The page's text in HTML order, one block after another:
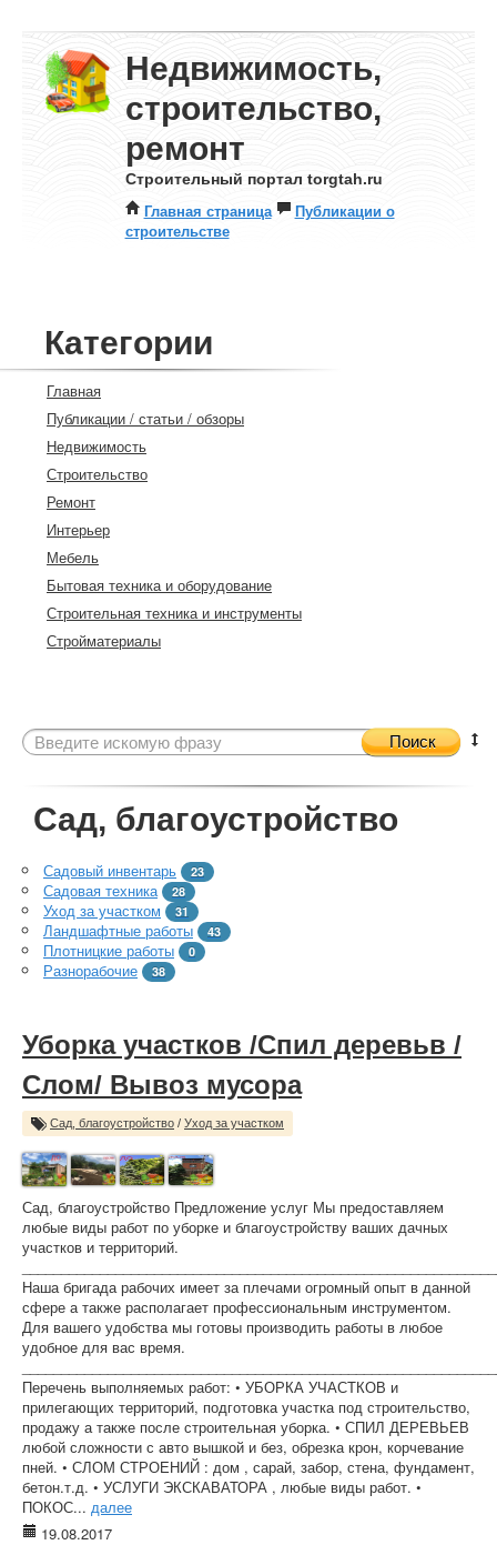
Недвижимость,
строительство,
ремонт
Строительный портал torgtah.ru
Главная страница
Публикации о
строительстве
Категории
Главная
Публикации / статьи / обзоры
Недвижимость
Строительство
Ремонт
Интерьер
Мебель
Бытовая техника и оборудование
Строительная техника и инструменты
Стройматериалы
Поиск
Сад, благоустройство
Садовый инвентарь 23
Садовая техника 28
Уход за участком 31
Ландшафтные работы 43
Плотницкие работы 0
Разнорабочие 38
Уборка участков /Спил деревьв /
Слом/ Вывоз мусора
Сад, благоустройство / Уход за участком
Сад, благоустройство Предложение услуг Мы предоставляем
любые виды работ по уборке и благоустройству ваших дачных
участков и территорий.
Наша бригада рабочих имеет за плечами огромный опыт в данной
сфере а также располагает профессиональным инструментом.
Для вашего удобства мы готовы производить работы в любое
удобное для вас время.
Перечень выполняемых работ: • УБОРКА УЧАСТКОВ и
прилегающих территорий, подготовка участка под строительство,
продажу а также после строительная уборка. • СПИЛ ДЕРЕВЬЕВ
любой сложности с авто вышкой и без, обрезка крон, корчевание
пней. • СЛОМ СТРОЕНИЙ : дом , сарай, забор, стена, фундамент,
бетон.т.д. • УСЛУГИ ЭКСКАВАТОРА , любые виды работ. •
ПОКОС... далее
19.08.2017